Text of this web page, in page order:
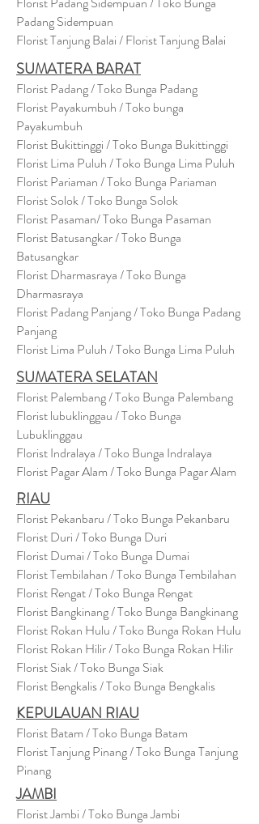
Padang Sidempuan
Florist Tanjung Balai / Florist Tanjung Balai
SUMATERA BARAT
Florist Padang / Toko Bunga Padang
Florist Payakumbuh / Toko bunga
Payakumbuh
Florist Bukittinggi / Toko Bunga Bukittinggi
Florist Lima Puluh / Toko Bunga Lima Puluh
Florist Pariaman / Toko Bunga Pariaman
Florist Solok / Toko Bunga Solok
Florist Pasaman/ Toko Bunga Pasaman
Florist Batusangkar / Toko Bunga
Batusangkar
Florist Dharmasraya / Toko Bunga
Dharmasraya
Florist Padang Panjang / Toko Bunga Padang
Panjang
Florist Lima Puluh / Toko Bunga Lima Puluh
SUMATERA SELATAN
Florist Palembang / Toko Bunga Palembang
Florist lubuklinggau / Toko Bunga
Lubuklinggau
Florist Indralaya / Toko Bunga Indralaya
Florist Pagar Alam / Toko Bunga Pagar Alam
RIAU
Florist Pekanbaru / Toko Bunga Pekanbaru
Florist Duri / Toko Bunga Duri
Florist Dumai / Toko Bunga Dumai
Florist Tembilahan / Toko Bunga Tembilahan
Florist Rengat / Toko Bunga Rengat
Florist Bangkinang / Toko Bunga Bangkinang
Florist Rokan Hulu / Toko Bunga Rokan Hulu
Florist Rokan Hilir / Toko Bunga Rokan Hilir
Florist Siak / Toko Bunga Siak
Florist Bengkalis / Toko Bunga Bengkalis
KEPULAUAN RIAU
Florist Batam / Toko Bunga Batam
Florist Tanjung Pinang / Toko Bunga Tanjung
Pinang
JAMBI
Florist Jambi / Toko Bunga Jambi